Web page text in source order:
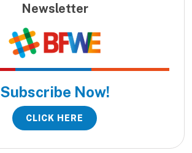
Newsletter
Subscribe Now!
CLICK HERE